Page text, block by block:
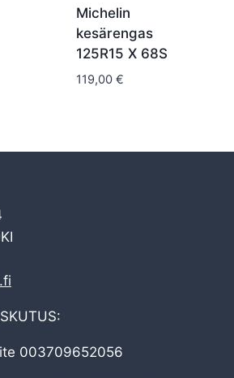
Michelin
kesärengas
125R15 X 68S
119,00 €
003709652056